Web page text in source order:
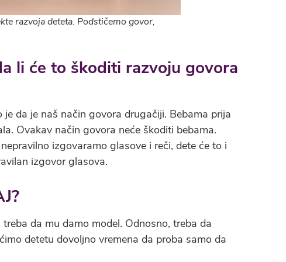
razvoja deteta. Podstičemo govor,
li će to škoditi razvoju govora
da je naš način govora drugačiji. Bebama prija
Ovakav način govora neće škoditi bebama.
izgovaramo glasove i reči, dete će to i
izgovor glasova.
da mu damo model. Odnosno, treba da
detetu dovoljno vremena da proba samo da